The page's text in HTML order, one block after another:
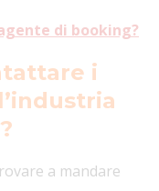
di booking?
i
a mandare